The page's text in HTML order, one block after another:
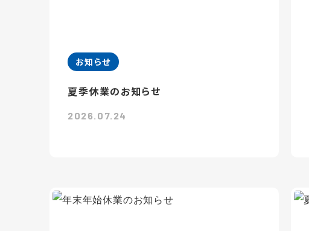
お知らせ
夏季休業のお知らせ
2026.07.24